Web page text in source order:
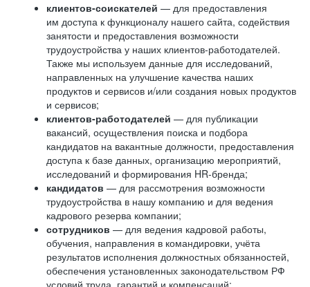
клиентов-соискателей — для предоставления
им доступа к функционалу нашего сайта, содействия
занятости и предоставления возможности
трудоустройства у наших клиентов-работодателей.
Также мы используем данные для исследований,
направленных на улучшение качества наших
продуктов и сервисов и/или создания новых продуктов
и сервисов;
клиентов-работодателей — для публикации
вакансий, осуществления поиска и подбора
кандидатов на вакантные должности, предоставления
доступа к базе данных, организацию мероприятий,
исследований и формирования HR-бренда;
кандидатов — для рассмотрения возможности
трудоустройства в нашу компанию и для ведения
кадрового резерва компании;
сотрудников — для ведения кадровой работы,
обучения, направления в командировки, учёта
результатов исполнения должностных обязанностей,
обеспечения установленных законодательством РФ
условий труда, гарантий и компенсаций;